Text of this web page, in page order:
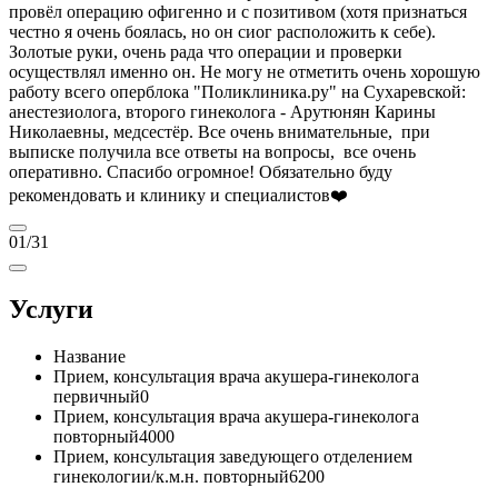
провёл операцию офигенно и с позитивом (хотя признаться
честно я очень боялась, но он сиог расположить к себе).
Золотые руки, очень рада что операции и проверки
осуществлял именно он. Не могу не отметить очень хорошую
работу всего оперблока "Поликлиника.ру" на Сухаревской:
анестезиолога, второго гинеколога - Арутюнян Карины
Николаевны, медсестёр. Все очень внимательные, при
выписке получила все ответы на вопросы, все очень
оперативно. Спасибо огромное! Обязательно буду
рекомендовать и клинику и специалистов❤️
01/31
Услуги
Название
Прием, консультация врача акушера-гинеколога
первичный0
Прием, консультация врача акушера-гинеколога
повторный4000
Прием, консультация заведующего отделением
гинекологии/к.м.н. повторный6200